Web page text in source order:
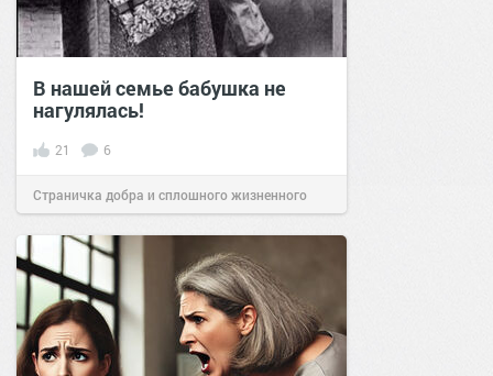
В нашей семье бабушка не
нагулялась!
21 6
Страничка добра и сплошного жизненного
позитива! 14:0105 апр 2023